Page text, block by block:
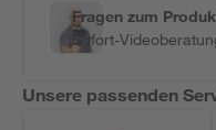
Fragen zum
Sofort-
Unsere passenden